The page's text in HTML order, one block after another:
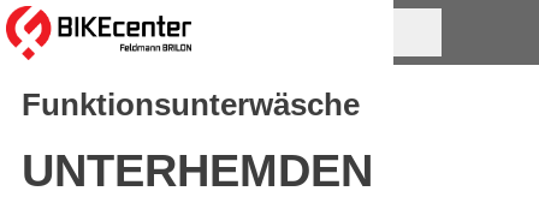
Funktionsunterwäsche
UNTERHEMDEN